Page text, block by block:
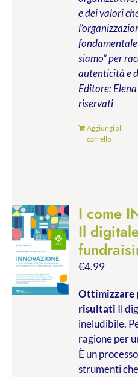
e dei valori
fondamentale
siamo” per
autenticità e
Editore:
riservati
Aggiungi al
carrello
I come
Il
€4.99
Ottimizzare
risultati Il
ineludibile.
ragione per
È un
strumenti